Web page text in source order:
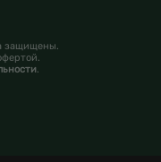
защищены.
.